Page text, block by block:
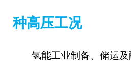
种高压工况
氢能工业制备、储运